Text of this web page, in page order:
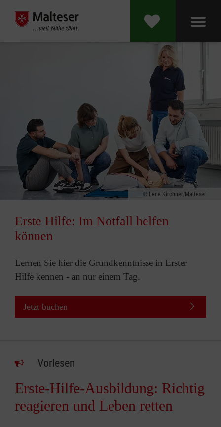
Lena Kirchner/Malteser
Erste Hilfe: Im Notfall helfen
können
Lernen Sie hier die Grundkenntnisse in Erster
Hilfe kennen - an nur einem Tag.
Jetzt buchen
Vorlesen
Erste-Hilfe-Ausbildung: Richtig
reagieren und Leben retten